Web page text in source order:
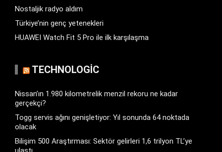
Nostaljik radyo aldım
Türkiye’nin genç yetenekleri
HUAWEI Watch Fit 5 Pro ile ilk karşılaşma
TECHNOLOGIC
Nissan’ın 1.980 kilometrelik menzil rekoru ne kadar
gerçekçi?
Togg servis ağını genişletiyor: Yıl sonunda 64 noktada
olacak
Bilişim 500 Araştırması: Sektör gelirleri 1,6 trilyon TL’ye